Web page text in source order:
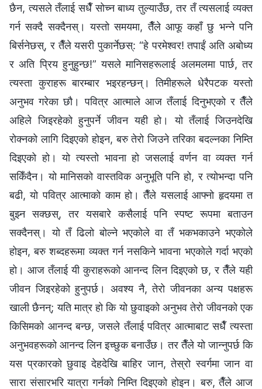
छैन, त्यसले तँलाई सधैँ सोच्न बाध्य तुल्याउँछ, तर तँ त्यसलाई व्यक्त
गर्न सक्दै सक्दैनस्। यस्तो समयमा, तैँले आफू कहाँ छु भन्‍ने पनि
बिर्सनेछस्, र तैँले यसरी पुकार्नेछस्: “हे परमेश्‍वर! तपाईं अति अबोध्य
र अति प्रिय हुनुहुन्छ!” यसले मानिसहरूलाई अलमलमा पार्छ, तर
त्यस्ता कुराहरू बारम्‍बार भइरहन्छन्। तिमीहरूले धेरैपटक यस्तो
अनुभव गरेका छौ। पवित्र आत्माले आज तँलाई दिनुभएको र तैँले
अहिले जिइरहेको हुनुपर्ने जीवन यही हो। यो तँलाई जिउनदेखि
रोक्‍नको लागि दिइएको होइन, बरु तेरो जिउने तरिका बदल्नका निम्ति
दिइएको हो। यो त्यस्तो भावना हो जसलाई वर्णन वा व्यक्त गर्न
सकिँदैन। यो मानिसको वास्तविक अनुभूति पनि हो, र त्योभन्दा पनि
बढी, यो पवित्र आत्माको काम हो। तैँले यसलाई आफ्नो हृदयमा त
बुझ्न सक्छस्, तर यसबारे कसैलाई पनि स्पष्ट रूपमा बताउन
सक्दैनस्। यो तँ ढिलो बोल्‍ने भएकोले वा तँ भकभकाउने भएकोले
होइन, बरु शब्‍दहरूमा व्यक्त गर्न नसकिने भावना भएकोले गर्दा भएको
हो। आज तँलाई यी कुराहरूको आनन्द लिन दिइएको छ, र तैँले यही
जीवन जिइरहेको हुनुपर्छ। अवश्य नै, तेरो जीवनका अन्य पक्षहरू
खाली छैनन्; यति मात्र हो कि यो छुवाइको अनुभव तेरो जीवनको एक
किसिमको आनन्द बन्छ, जसले तँलाई पवित्र आत्माबाट सधैँ त्यस्ता
अनुभवहरूको आनन्द लिन इच्छुक बनाउँछ। तर तैँले यो जान्‍नुपर्छ कि
यस प्रकारको छुवाइ देहदेखि बाहिर जान, तेस्रो स्वर्गमा जान वा
सारा संसारभरि यात्रा गर्नको निम्ति दिइएको होइन। बरु, तैँले आज